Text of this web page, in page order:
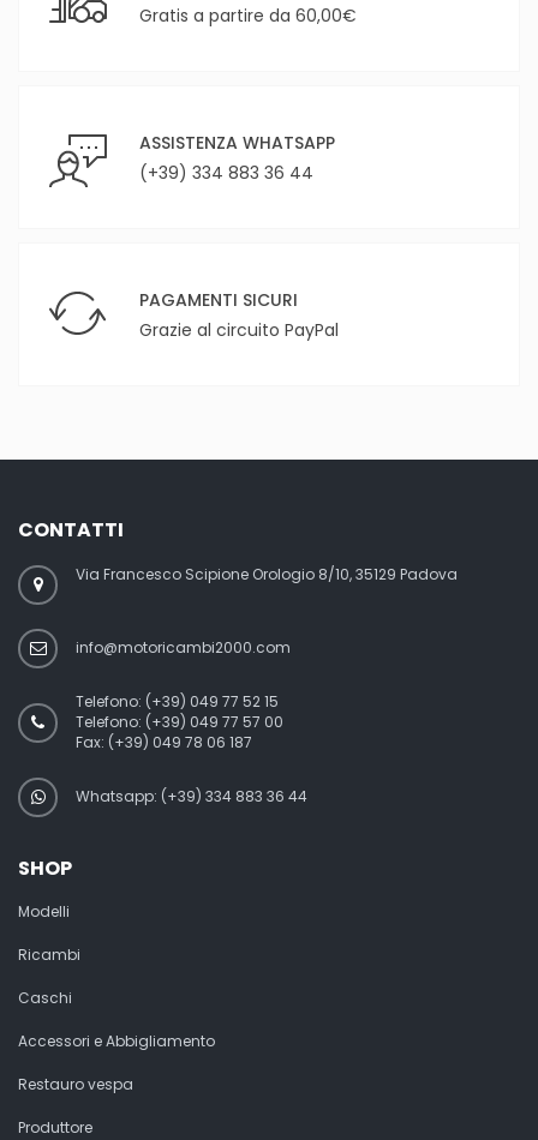
Gratis a partire da 60,00€
ASSISTENZA WHATSAPP
(+39) 334 883 36 44
PAGAMENTI SICURI
Grazie al circuito PayPal
CONTATTI
Via Francesco Scipione Orologio 8/10, 35129 Padova
info@motoricambi2000.com
Telefono: (+39) 049 77 52 15
Telefono: (+39) 049 77 57 00
Fax: (+39) 049 78 06 187
Whatsapp: (+39) 334 883 36 44
SHOP
Modelli
Ricambi
Caschi
Accessori e Abbigliamento
Restauro vespa
Produttore